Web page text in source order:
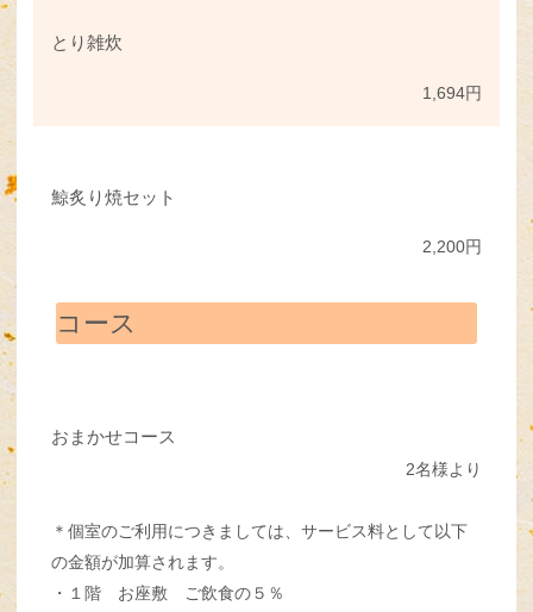
とり雑炊
1,694円
鯨炙り焼セット
2,200円
コース
おまかせコース
2名様より
＊個室のご利用につきましては、サービス料として以下
の金額が加算されます。
・１階 お座敷 ご飲食の５％